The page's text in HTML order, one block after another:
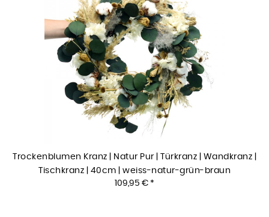
Trockenblumen Kranz | Natur Pur | Türkranz | Wandkranz |
Tischkranz | 40cm | weiss-natur-grün-braun
109,95 € *